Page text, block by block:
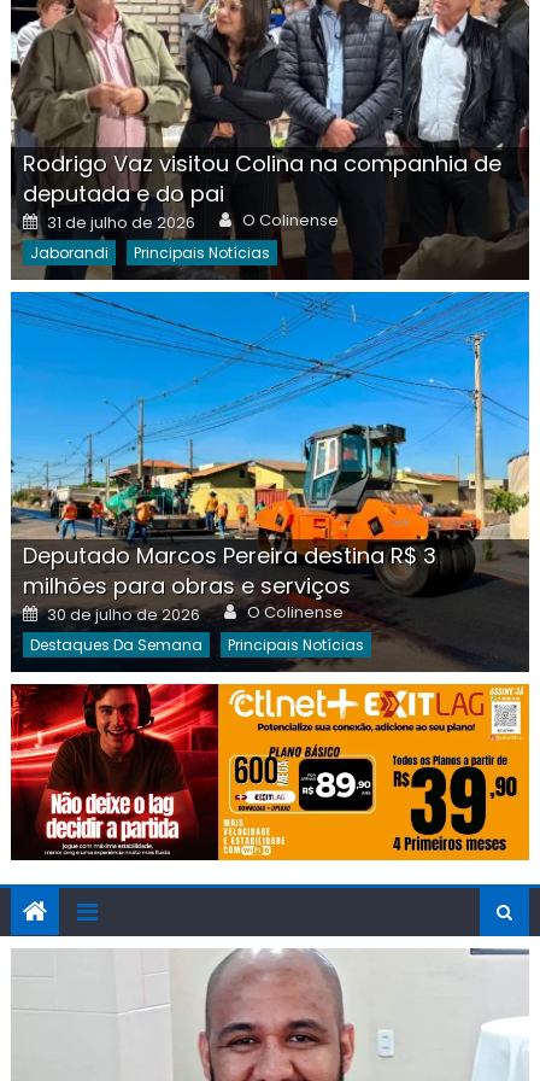
Rodrigo Vaz visitou Colina na companhia de
deputada e do pai
Posted
on
31 de julho de 2026 Author
O Colinense
Jaborandi Principais Notícias
Deputado Marcos Pereira destina R$ 3
milhões para obras e serviços
Posted
on
30 de julho de 2026 Author
O Colinense
Destaques Da Semana Principais Notícias